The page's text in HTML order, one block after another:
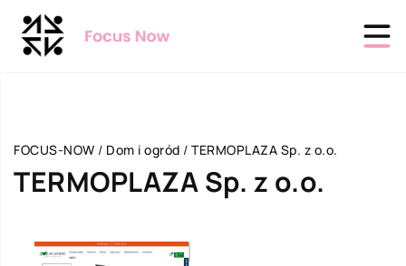
FOCUS-NOW / Dom i ogród / TERMOPLAZA Sp. z o.o.
TERMOPLAZA Sp. z o.o.